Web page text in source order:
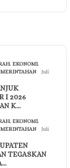
, EKONOMI,
Juli
I 2026
K…
, EKONOMI,
Juli
TEGASKAN